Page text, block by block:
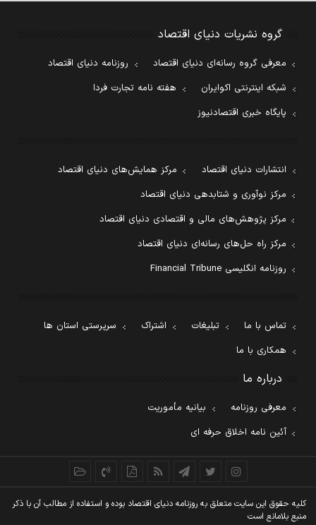
گروه نشریات دنیای اقتصاد
معرفی گروه رسانه‌ای دنیای اقتصاد
روزنامه دنیای اقتصاد
شبکه اینترنتی اکوایران
هفته نامه تجارت فردا
پایگاه خبری اقتصادنیوز
انتشارات دنیای اقتصاد
مرکز همایش‌های دنیای اقتصاد
مرکز نوآوری و شتابدهی دنیای اقتصاد
مرکز پژوهش‌های مالی و اقتصادی دنیای اقتصاد
مرکز راه حل‌های رسانه‌ای دنیای اقتصاد
روزنامه انگلیسی Financial Tribune
تماس با ما تبلیغات اشتراک
سرپرستی استان ها
همکاری با ما
درباره ما
معرفی روزنامه
بیانیه مأموریت
آئین نامه اخلاق حرفه ای
کليه حقوق اين سايت متعلق به روزنامه دنيای اقتصاد بوده و استفاده از مطالب آن با ذکر
منبع بلامانع است